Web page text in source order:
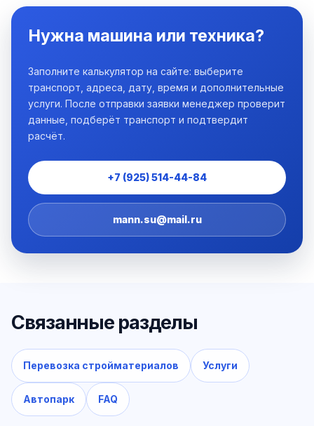
Нужна машина или техника?
Заполните калькулятор на сайте: выберите
транспорт, адреса, дату, время и дополнительные
услуги. После отправки заявки менеджер проверит
данные, подберёт транспорт и подтвердит
расчёт.
+7 (925) 514-44-84
mann.su@mail.ru
Связанные разделы
Перевозка стройматериалов Услуги
Автопарк FAQ